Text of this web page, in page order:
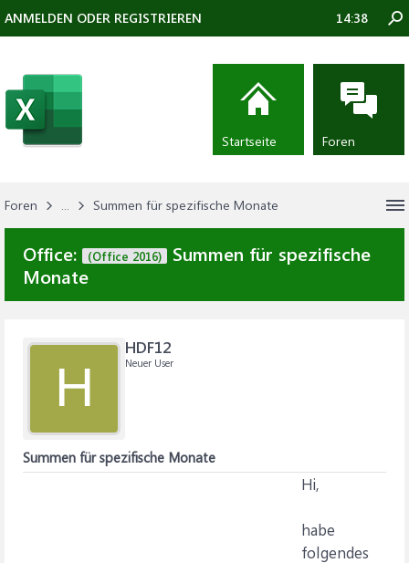
Foren ... Summen für spezifische Monate
Office: (Office 2016)
Summen für spezifische
Monate
H
HDF12
Neuer User
Summen für spezifische Monate
Hi,
habe
folgendes
ANMELDEN ODER REGISTRIEREN 14:38
Startseite Foren